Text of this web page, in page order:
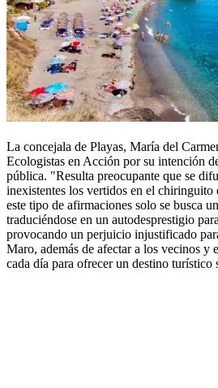
La concejala de Playas, María del
Ecologistas en Acción por su intención
pública. "Resulta preocupante que se
inexistentes los vertidos en el
este tipo de afirmaciones solo se busca
traduciéndose en un autodesprestigio
provocando un perjuicio injustificado
Maro, además de afectar a los vecinos y
cada día para ofrecer un destino turístico